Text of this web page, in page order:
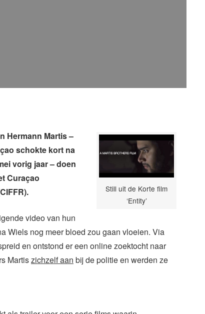
Still uit de Korte film
‘Entity’
Hermann Martis –
schokte kort na
vorig jaar – doen
Curaçao
video van hun
Wiels nog meer bloed zou gaan vloeien. Via
en ontstond er een online zoektocht naar
Martiszichzelf aan bij de politie en werden ze